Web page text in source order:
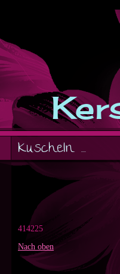
Kuscheln ....
414225
Nach oben